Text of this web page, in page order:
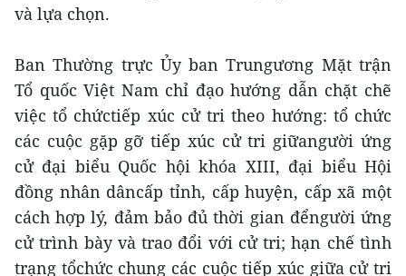
và lựa chọn.
Ban Thường trực Ủy ban Trungương Mặt trận
Tổ quốc Việt Nam chỉ đạo hướng dẫn chặt chẽ
việc tổ chứctiếp xúc cử tri theo hướng: tổ chức
các cuộc gặp gỡ tiếp xúc cử tri giữangười ứng
cử đại biểu Quốc hội khóa XIII, đại biểu Hội
đồng nhân dâncấp tỉnh, cấp huyện, cấp xã một
cách hợp lý, đảm bảo đủ thời gian đểngười ứng
cử trình bày và trao đổi với cử tri; hạn chế tình
trạng tổchức chung các cuộc tiếp xúc giữa cử tri